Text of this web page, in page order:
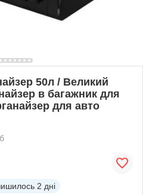
50л / Великий
в багажник для
для авто
2 дні